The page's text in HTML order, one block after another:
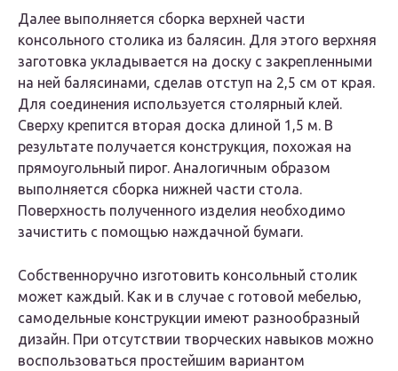
Далее выполняется сборка верхней части
консольного столика из балясин. Для этого верхняя
заготовка укладывается на доску с закрепленными
на ней балясинами, сделав отступ на 2,5 см от края.
Для соединения используется столярный клей.
Сверху крепится вторая доска длиной 1,5 м. В
результате получается конструкция, похожая на
прямоугольный пирог. Аналогичным образом
выполняется сборка нижней части стола.
Поверхность полученного изделия необходимо
зачистить с помощью наждачной бумаги.
Собственноручно изготовить консольный столик
может каждый. Как и в случае с готовой мебелью,
самодельные конструкции имеют разнообразный
дизайн. При отсутствии творческих навыков можно
воспользоваться простейшим вариантом